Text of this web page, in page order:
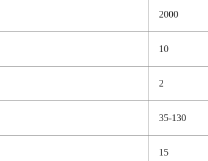
2000
10
2
35-130
15